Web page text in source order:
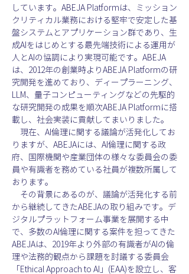
しています。ABEJA Platformは、ミッション
クリティカル業務における堅牢で安定した基
盤システムとアプリケーション群であり、生
成AIをはじめとする最先端技術による運用が
人とAIの協調により実現可能です。ABEJA
は、2012年の創業時よりABEJA Platformの研
究開発を進めており、ディープラーニング、
LLM、量子コンピューティングなどの先駆的
な研究開発の成果を順次ABEJA Platformに搭
載し、社会実装に貢献してまいりました。
現在、AI倫理に関する議論が活発化してお
りますが、ABEJAには、AI倫理に関する政
府、国際機関や産業団体の様々な委員会の委
員や有識者を務めている社員が複数所属して
おります。
その背景にあるのが、議論が活発化する前
から継続してきたABEJAの取り組みです。デ
ジタルプラットフォーム事業を展開する中
で、多数のAI倫理に関する案件を担ってきた
ABEJAは、2019年より外部の有識者がAIの倫
理や法務的観点から課題を討議する委員会
「Ethical Approach to AI」(EAA)を設立し、客